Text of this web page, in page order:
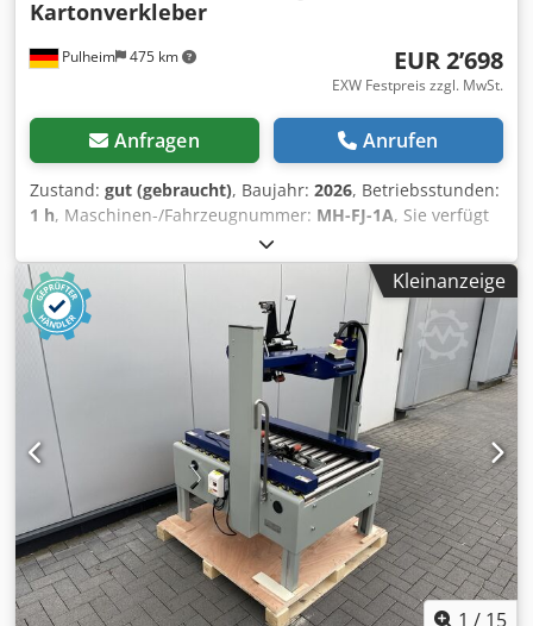
Pulheim 475 km
Kartonverkleber
EUR 2’698
EXW Festpreis zzgl. MwSt.
Anfragen Anrufen
Zustand: gut (gebraucht), Baujahr: 2026, Betriebsstunden:
1 h, Maschinen-/Fahrzeugnummer: MH-FJ-1A, Sie verfügt
über ein Seiten-Antriebsband-System sowie ein
zusätzliches Antriebsband im oberen Bereich der
Maschine. Der Vorteil liegt in der Stabilität – hohe Kartons
können hierdurch nicht zur Seite kippen. Dedpfxszr Hm Sj
Akqekr Karton-Formate: Länge 150 – ∞ mm Breite 120 – 480
mm Höhe: 120 – 480 mm Technische Daten: Länge 1.090
mm Breite 1.050 mm Gewicht 200 kg Betriebsspannung
220 V CE-Kennzeichnung Zubehör: Zu unserem VOGEL-
Karton-Verschließer-Programm bieten wir Laufrollen, Vor-
und Nachlauftische, Rollenbahnen an.
Kleinanzeige
1 / 15